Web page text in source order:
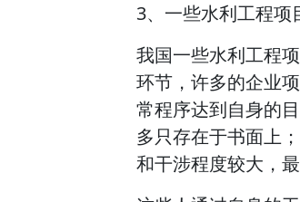
3、一些水利工程项
我国一些水利工程
环节，许多的企业
常程序达到自身的
多只存在于书面上
和干涉程度较大，